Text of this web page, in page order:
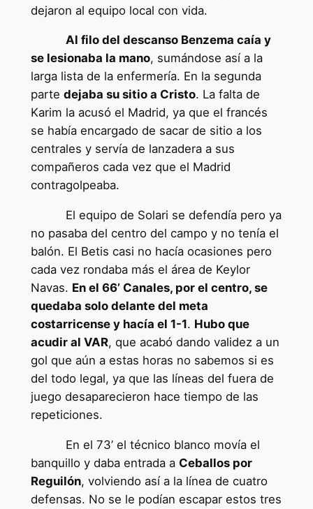
dejaron al equipo local con vida.
Al filo del descanso Benzema caía y
se lesionaba la mano, sumándose así a la
larga lista de la enfermería. En la segunda
parte dejaba su sitio a Cristo. La falta de
Karim la acusó el Madrid, ya que el francés
se había encargado de sacar de sitio a los
centrales y servía de lanzadera a sus
compañeros cada vez que el Madrid
contragolpeaba.
El equipo de Solari se defendía pero ya
no pasaba del centro del campo y no tenía el
balón. El Betis casi no hacía ocasiones pero
cada vez rondaba más el área de Keylor
Navas. En el 66’ Canales, por el centro, se
quedaba solo delante del meta
costarricense y hacía el 1-1. Hubo que
acudir al VAR, que acabó dando validez a un
gol que aún a estas horas no sabemos si es
del todo legal, ya que las líneas del fuera de
juego desaparecieron hace tiempo de las
repeticiones.
En el 73’ el técnico blanco movía el
banquillo y daba entrada a Ceballos por
Reguilón, volviendo así a la línea de cuatro
defensas. No se le podían escapar estos tres